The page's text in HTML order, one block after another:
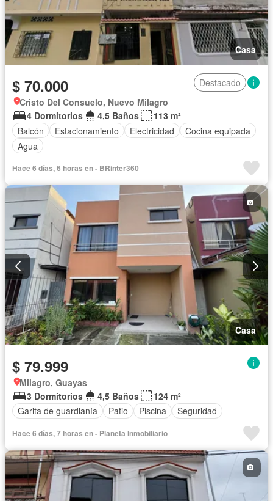
Casa
$ 70.000
Destacado
Cristo Del Consuelo, Nuevo Milagro
4 Dormitorios
4,5 Baños
113 m²
Balcón
Estacionamiento Electricidad
Cocina equipada
Agua
Hace 6 días, 6 horas en - BRinter360
Casa
$ 79.999
Milagro, Guayas
3 Dormitorios
4,5 Baños
124 m²
Garita de guardianía
Patio Piscina Seguridad
Hace 6 días, 7 horas en - Planeta Inmobiliario